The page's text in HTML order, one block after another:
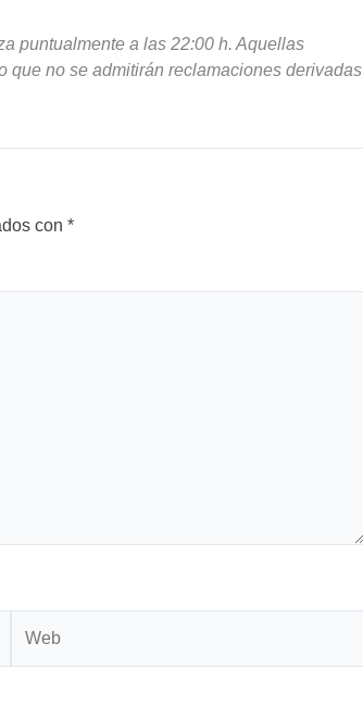
puntualmente a las 22:00 h. Aquellas
que no se admitirán reclamaciones derivadas
con *